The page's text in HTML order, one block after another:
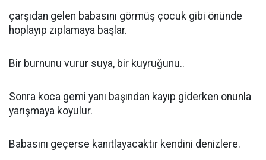
çarşıdan gelen babasını görmüş çocuk gibi önünde
hoplayıp zıplamaya başlar.
Bir burnunu vurur suya, bir kuyruğunu..
Sonra koca gemi yanı başından kayıp giderken onunla
yarışmaya koyulur.
Babasını geçerse kanıtlayacaktır kendini denizlere.